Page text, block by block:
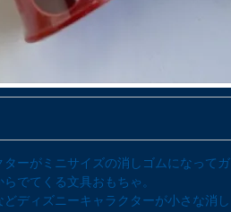
ターがミニサイズの消しゴムになってガ
でてくる文具おもちゃ。
どディズニーキャラクターが小さな消し